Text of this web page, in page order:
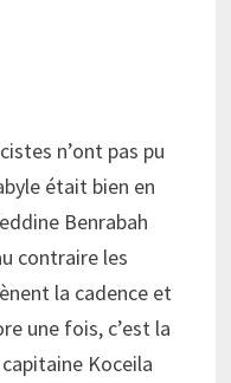
n’ont pas pu
était bien en
Benrabah
contraire les
la cadence et
une fois, c’est la
Koceila